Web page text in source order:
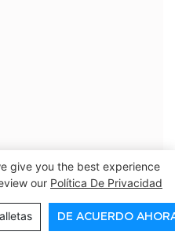
give you the best experience
our Política De Privacidad
DE ACUERDO